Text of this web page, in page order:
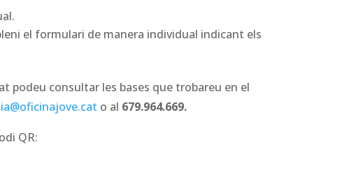
el formulari de manera individual indicant els
podeu consultar les bases que trobareu en el
o al 679.964.669.
QR: